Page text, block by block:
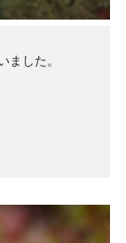
ました。